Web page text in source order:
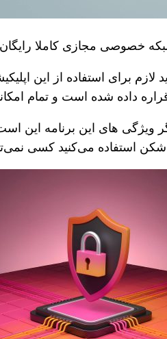
خصوصی مجازی کاملا
لازم برای استفاده از این
داده شده است و تمام
ویژگی های این برنامه این
شکن استفاده می‌کنید کسی